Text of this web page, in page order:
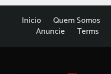
Início Quem Somos
Anuncie
Terms